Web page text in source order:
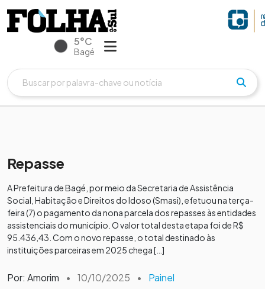
5°C
Bagé
Repasse
A Prefeitura de Bagé, por meio da Secretaria de Assistência
Social, Habitação e Direitos do Idoso (Smasi), efetuou na terça-
feira (7) o pagamento da nona parcela dos repasses às entidades
assistenciais do município. O valor total desta etapa foi de R$
95.436,43. Com o novo repasse, o total destinado às
instituições parceiras em 2025 chega […]
Por: Amorim • 10/10/2025 • Painel